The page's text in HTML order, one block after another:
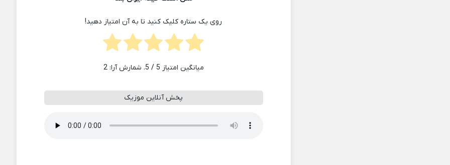
روی یک ستاره کلیک کنید تا به آن امتیاز دهید!
میانگین امتیاز 5 / 5. شمارش آرا: 2
پخش آنلاین موزیک